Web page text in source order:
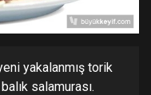
yakalanmış torik
salamurası.